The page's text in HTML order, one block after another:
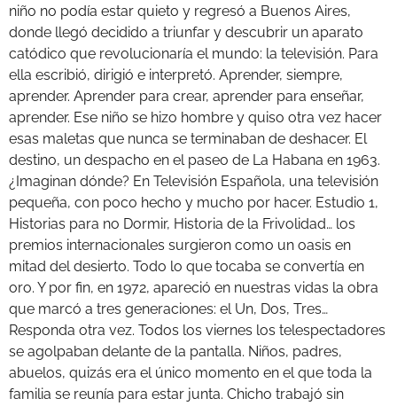
niño no podía estar quieto y regresó a Buenos Aires,
donde llegó decidido a triunfar y descubrir un aparato
catódico que revolucionaría el mundo: la televisión. Para
ella escribió, dirigió e interpretó. Aprender, siempre,
aprender. Aprender para crear, aprender para enseñar,
aprender. Ese niño se hizo hombre y quiso otra vez hacer
esas maletas que nunca se terminaban de deshacer. El
destino, un despacho en el paseo de La Habana en 1963.
¿Imaginan dónde? En Televisión Española, una televisión
pequeña, con poco hecho y mucho por hacer. Estudio 1,
Historias para no Dormir, Historia de la Frivolidad… los
premios internacionales surgieron como un oasis en
mitad del desierto. Todo lo que tocaba se convertía en
oro. Y por fin, en 1972, apareció en nuestras vidas la obra
que marcó a tres generaciones: el Un, Dos, Tres…
Responda otra vez. Todos los viernes los telespectadores
se agolpaban delante de la pantalla. Niños, padres,
abuelos, quizás era el único momento en el que toda la
familia se reunía para estar junta. Chicho trabajó sin